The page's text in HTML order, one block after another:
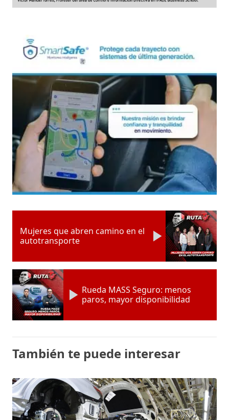
Mujeres que abren camino en el
autotransporte
Rueda MASS Seguro: menos
paros, mayor disponibilidad
También te puede interesar